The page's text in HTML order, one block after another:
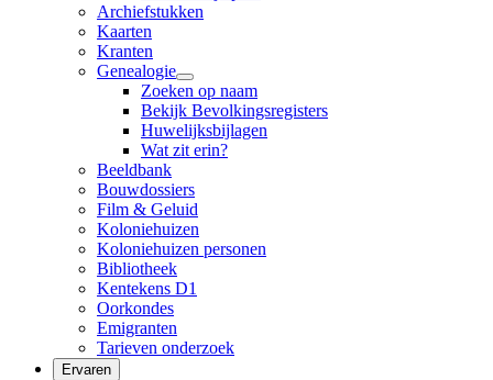
Archiefstukken
Kaarten
Kranten
Genealogie
Zoeken op naam
Bekijk Bevolkingsregisters
Huwelijksbijlagen
Wat zit erin?
Beeldbank
Bouwdossiers
Film & Geluid
Koloniehuizen
Koloniehuizen personen
Bibliotheek
Kentekens D1
Oorkondes
Emigranten
Tarieven onderzoek
Ervaren